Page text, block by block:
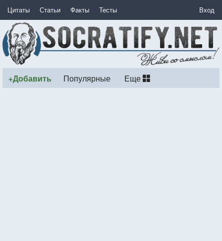
Цитаты Статьи Факты Тесты Вход
+Добавить Популярные Еще